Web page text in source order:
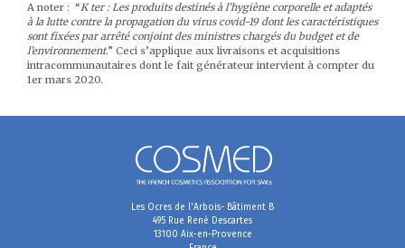
A noter : “K ter : Les produits destinés à l’hygiène corporelle et adaptés
à la lutte contre la propagation du virus covid-19 dont les caractéristiques
sont fixées par arrêté conjoint des ministres chargés du budget et de
l’environnement.” Ceci s’applique aux livraisons et acquisitions
intracommunautaires dont le fait générateur intervient à compter du
1er mars 2020.
Les Ocres de l'Arbois- Bâtiment B
495 Rue René Descartes
13100 Aix-en-Provence